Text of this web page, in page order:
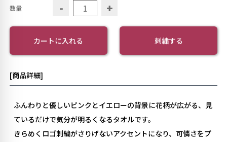
数量 - +
カートに入れる 刺繍する
[商品詳細]
ふんわりと優しいピンクとイエローの背景に花柄が広がる、見
ているだけで気分が明るくなるタオルです。
きらめくロゴ刺繍がさりげないアクセントになり、可憐さをプ